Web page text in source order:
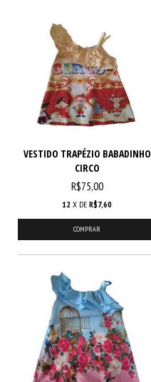
VESTIDO TRAPÉZIO BABADINHO
CIRCO
R$75,00
12 X DE R$7,60
COMPRAR